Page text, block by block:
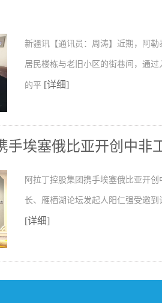
新疆讯【通讯员：周涛】近期，阿
居民楼栋与老旧小区的街巷间，通
的平 [详细]
手埃塞俄比亚开创中非
阿拉丁控股集团携手埃塞俄比亚开
长、雁栖湖论坛发起人阳仁强受邀
[详细]